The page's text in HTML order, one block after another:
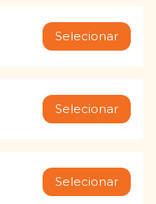
Selecionar
Selecionar
Selecionar